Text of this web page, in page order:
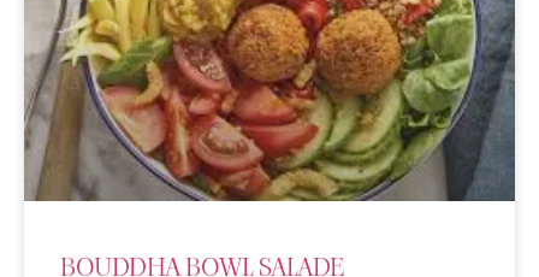
BOUDDHA BOWL SALADE